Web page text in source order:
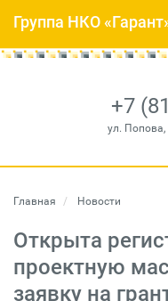
+7
ул. Попова,
Группа НКО
Главная Новости
Открыта
проектную
заявку на